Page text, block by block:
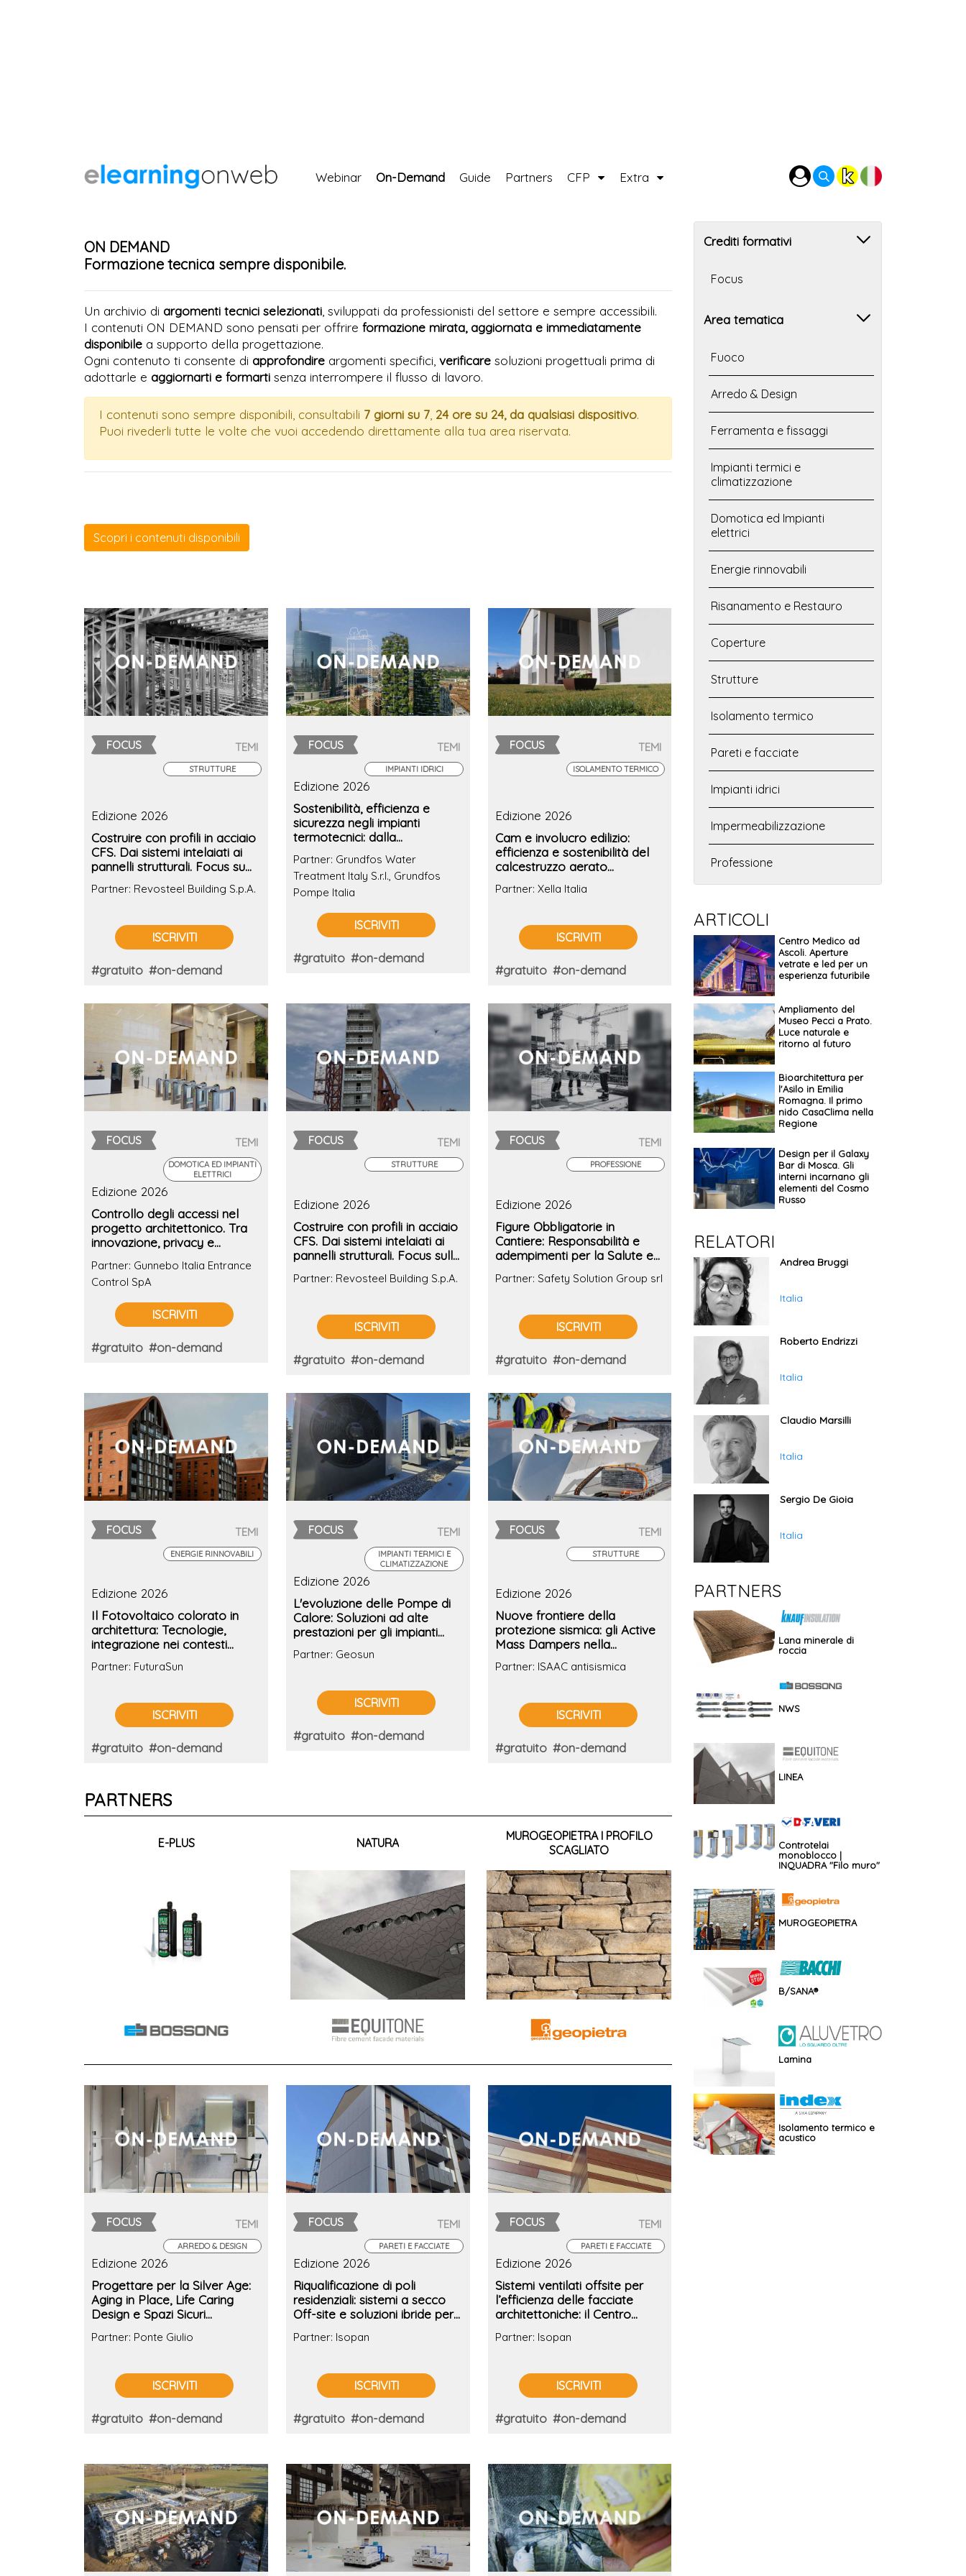
Webinar On-Demand Guide Partners CFP Extra
ON DEMAND
Formazione tecnica sempre disponibile.
Un archivio di argomenti tecnici selezionati , sviluppati da professionisti del settore e sempre accessibili.
I contenuti ON DEMAND sono pensati per offrire formazione mirata, aggiornata e immediatamente
disponibile a supporto della progettazione.
Ogni contenuto ti consente di approfondire argomenti specifici, verificare soluzioni progettuali prima di
adottarle e aggiornarti e formarti senza interrompere il flusso di lavoro.
I contenuti sono sempre disponibili, consultabili 7 giorni su 7 24 ore su 24, da qualsiasi dispositivo.
Puoi rivederli tutte le volte che vuoi accedendo direttamente alla tua area riservata.
Scopri i contenuti disponibili
FOCUS TEMI
STRUTTURE
Edizione 2026
Costruire con profili in acciaio
CFS. Dai sistemi intelaiati ai
pannelli strutturali. Focus su
sostenibilità
Partner: Revosteel Building S.p.A.
ISCRIVITI
#gratuito #on-demand
FOCUS TEMI
IMPIANTI IDRICI
Edizione 2026
Sostenibilità, efficienza e
sicurezza negli impianti
termotecnici: dalla
trattamento e
condizionamento dell'acqua
negli edifici commerciali
Partner: Grundfos Water
Treatment Italy S.r.l., Grundfos
Pompe Italia
ISCRIVITI
#gratuito #on-demand
FOCUS TEMI
ISOLAMENTO TERMICO
Edizione 2026
Cam e involucro edilizio:
efficienza e sostenibilità del
calcestruzzo aerato
Partner: Xella Italia
ISCRIVITI
#gratuito #on-demand
FOCUS TEMI
DOMOTICA ED IMPIANTI
ELETTRICI
Edizione 2026
Controllo degli accessi nel
progetto architettonico. Tra
innovazione, privacy e
Partner: Gunnebo Italia Entrance
Control SpA
ISCRIVITI
#gratuito #on-demand
FOCUS TEMI
STRUTTURE
Edizione 2026
Costruire con profili in acciaio
CFS. Dai sistemi intelaiati ai
pannelli strutturali. Focus sulle
Partner: Revosteel Building S.p.A.
ISCRIVITI
#gratuito #on-demand
FOCUS TEMI
PROFESSIONE
Edizione 2026
Figure Obbligatorie in
Cantiere: Responsabilità e
adempimenti per la Salute e
Partner: Safety Solution Group srl
ISCRIVITI
#gratuito #on-demand
FOCUS TEMI
ENERGIE RINNOVABILI
Edizione 2026
Il Fotovoltaico colorato in
architettura: Tecnologie,
integrazione nei contesti
Partner: FuturaSun
ISCRIVITI
#gratuito #on-demand
FOCUS TEMI
IMPIANTI TERMICI E
CLIMATIZZAZIONE
Edizione 2026
L'evoluzione delle Pompe di
Calore: Soluzioni ad alte
prestazioni per gli impianti
Partner: Geosun
ISCRIVITI
#gratuito #on-demand
FOCUS TEMI
STRUTTURE
Edizione 2026
Nuove frontiere della
protezione sismica: gli Active
Mass Dampers nella
servizio della comunità
Partner: ISAAC antisismica
ISCRIVITI
#gratuito #on-demand
PARTNERS
E-PLUS NATURA
MUROGEOPIETRA I PROFILO
SCAGLIATO
FOCUS TEMI
ARREDO & DESIGN
Edizione 2026
Progettare per la Silver Age:
Aging in Place, Life Caring
Design e Spazi Sicuri
Partner: Ponte Giulio
ISCRIVITI
#gratuito #on-demand
FOCUS TEMI
PARETI E FACCIATE
Edizione 2026
Riqualificazione di poli
residenziali: sistemi a secco
Off-site e soluzioni ibride per
dell'involucro
Partner: Isopan
ISCRIVITI
#gratuito #on-demand
FOCUS TEMI
PARETI E FACCIATE
Edizione 2026
Sistemi ventilati offsite per
l’efficienza delle facciate
architettoniche: il Centro
Partner: Isopan
ISCRIVITI
#gratuito #on-demand
Crediti formativi
Focus
Area tematica
Fuoco
Arredo & Design
Ferramenta e fissaggi
Impianti termici e
climatizzazione
Domotica ed Impianti
elettrici
Energie rinnovabili
Risanamento e Restauro
Coperture
Strutture
Isolamento termico
Pareti e facciate
Impianti idrici
Impermeabilizzazione
Professione
ARTICOLI
Centro Medico ad
Ascoli. Aperture
vetrate e led per un
esperienza futuribile
Ampliamento del
Museo Pecci a Prato.
Luce naturale e
ritorno al futuro
Bioarchitettura per
l'Asilo in Emilia
Romagna. Il primo
nido CasaClima nella
Regione
Design per il Galaxy
Bar di Mosca. Gli
interni incarnano gli
elementi del Cosmo
Russo
RELATORI
Andrea Bruggi
Italia
Roberto Endrizzi
Italia
Claudio Marsilli
Italia
Sergio De Gioia
Italia
PARTNERS
Lana minerale di
roccia
NWS
LINEA
Controtelai
monoblocco |
INQUADRA "Filo muro"
MUROGEOPIETRA
B/SANA®
Lamina
Isolamento termico e
acustico